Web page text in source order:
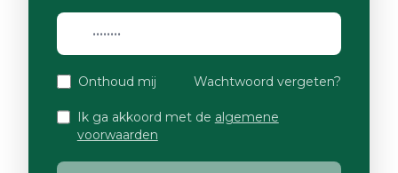
Onthoud mij Wachtwoord vergeten?
Ik ga akkoord met de algemene
voorwaarden